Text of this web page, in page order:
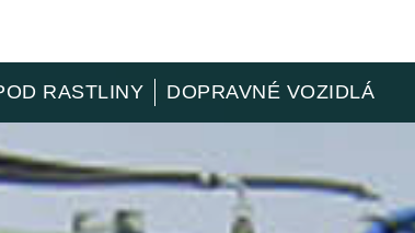
ČEŠTINA
PORTUGUÊS
RASTLINY DOPRAVNÉ VOZIDLÁ